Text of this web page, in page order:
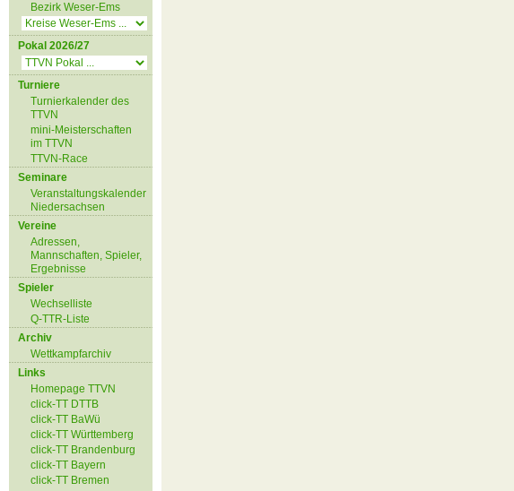
Bezirk Weser-Ems
Pokal 2026/27
Turniere
Turnierkalender des
TTVN
mini-Meisterschaften
im TTVN
TTVN-Race
Seminare
Veranstaltungskalender
Niedersachsen
Vereine
Adressen,
Mannschaften, Spieler,
Ergebnisse
Spieler
Wechselliste
Q-TTR-Liste
Archiv
Wettkampfarchiv
Links
Homepage TTVN
click-TT DTTB
click-TT BaWü
click-TT Württemberg
click-TT Brandenburg
click-TT Bayern
click-TT Bremen